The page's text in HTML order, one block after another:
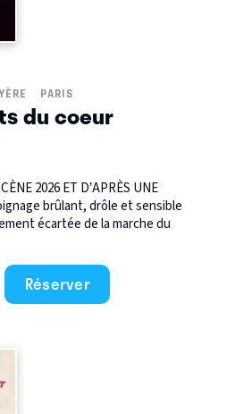
PARIS
du coeur
2026 ET D’APRÈS UNE
brûlant, drôle et sensible
écartée de la marche du
Réserver